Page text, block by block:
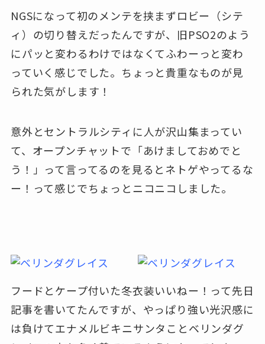
NGSになって初のメンテを挟まずロビー（シテ
ィ）の切り替えだったんですが、旧PSO2のよう
にパッと変わるわけではなくてふわーっと変わ
っていく感じでした。ちょっと貴重なものが見
られた気がします！
意外とセントラルシティに人が沢山集まってい
て、オープンチャットで「あけましておめでと
う！」って言ってるのを見るとネトゲやってるな
ー！って感じでちょっとニコニコしました。
フードとケープ付いた冬衣装いいねー！って先日
記事を書いてたんですが、やっぱり強い光沢感に
は負けてエナメルビキニサンタことベリンダグ